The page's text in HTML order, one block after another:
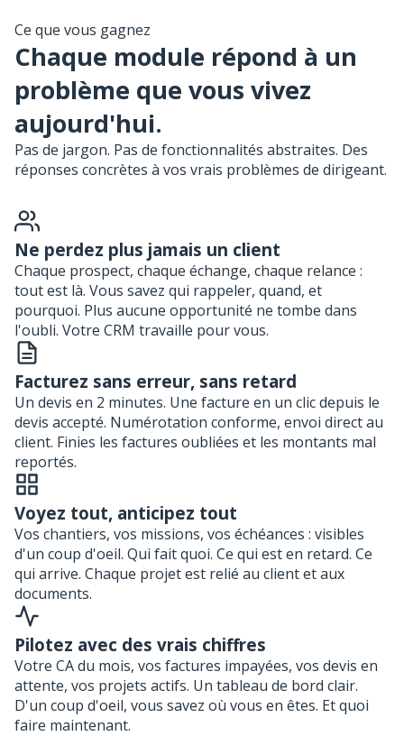
Ce que vous gagnez
Chaque module répond à un
problème que vous vivez
aujourd'hui.
Pas de jargon. Pas de fonctionnalités abstraites. Des
réponses concrètes à vos vrais problèmes de dirigeant.
Ne perdez plus jamais un client
Chaque prospect, chaque échange, chaque relance :
tout est là. Vous savez qui rappeler, quand, et
pourquoi. Plus aucune opportunité ne tombe dans
l'oubli. Votre CRM travaille pour vous.
Facturez sans erreur, sans retard
Un devis en 2 minutes. Une facture en un clic depuis le
devis accepté. Numérotation conforme, envoi direct au
client. Finies les factures oubliées et les montants mal
reportés.
Voyez tout, anticipez tout
Vos chantiers, vos missions, vos échéances : visibles
d'un coup d'oeil. Qui fait quoi. Ce qui est en retard. Ce
qui arrive. Chaque projet est relié au client et aux
documents.
Pilotez avec des vrais chiffres
Votre CA du mois, vos factures impayées, vos devis en
attente, vos projets actifs. Un tableau de bord clair.
D'un coup d'oeil, vous savez où vous en êtes. Et quoi
faire maintenant.